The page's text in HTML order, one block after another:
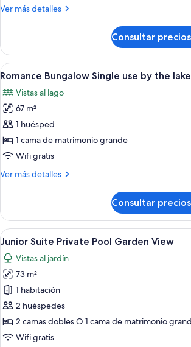
the
Ver más detalles
Más
Bungalow
by
the
Consultar
Abrir
todas
las
fotos
de
Romance
Bungalow
use
lake
Un dormitorio
5
Romance Bungalow Single use by the lake
Vistas al lago
67 m²
1 huésped
1 cama de matrimonio grande
Wifi gratis
Ver más detalles
Más
Bungalow
Single
use
by
the
lake
Consultar
Abrir
todas
las
fotos
de
Junior
Suite
Private
Zona de
5
Junior Suite Private Pool Garden View
Vistas al jardín
73 m²
1 habitación
2 huéspedes
2 camas dobles O 1 cama de matrimonio
Wifi gratis